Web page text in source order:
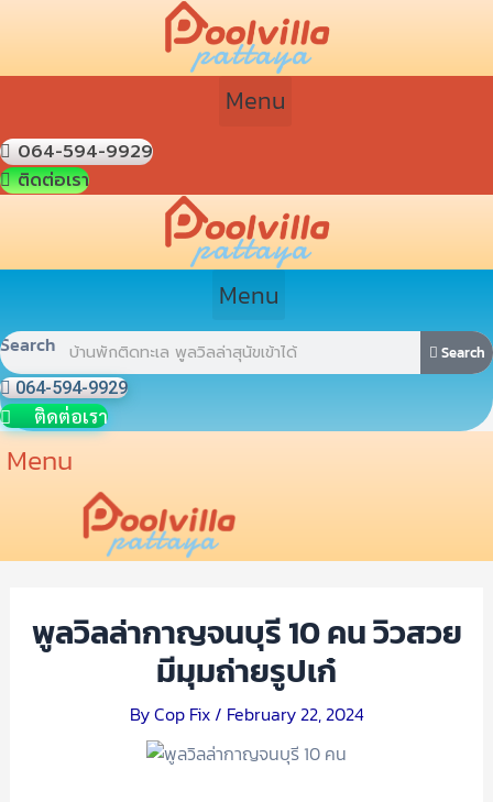
Menu
064-594-9929
ติดต่อเรา
Menu
Search
Search
064-594-9929
ติดต่อเรา
Menu
พูลวิลล่ากาญจนบุรี 10 คน วิวสวย
มีมุมถ่ายรูปเก๋
ByCop Fix / February 22, 2024